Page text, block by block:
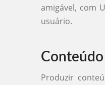
amigável, com
usuário.
Produzir